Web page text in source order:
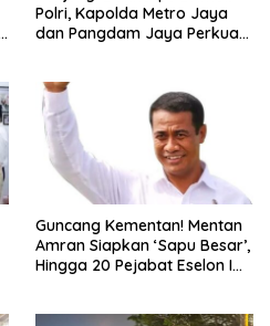
Polri, Kapolda Metro Jaya
dan Pangdam Jaya Perkuat
Guncang Kementan! Mentan
Amran Siapkan ‘Sapu Besar’,
Hingga 20 Pejabat Eselon I